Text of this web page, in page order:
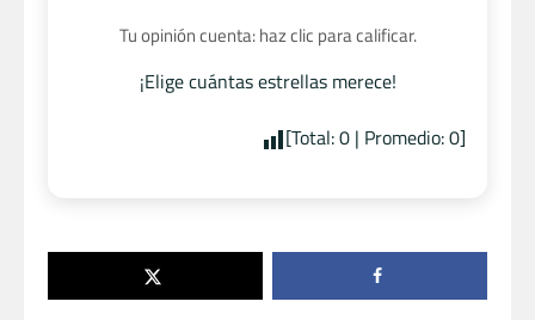
Tu opinión cuenta: haz clic para calificar.
¡Elige cuántas estrellas merece!
[Total:0| Promedio:0]